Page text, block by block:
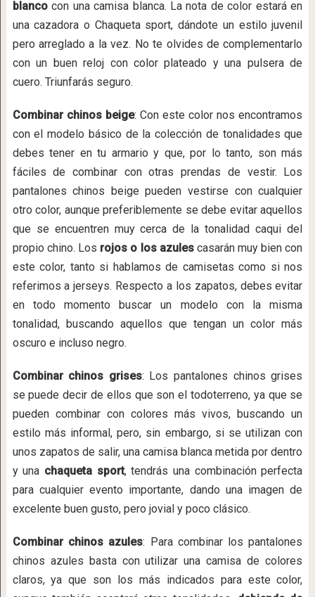
blancocon una camisa blanca. La nota de color estará en
una cazadora o Chaqueta sport, dándote un estilo juvenil
pero arreglado a la vez. No te olvides de complementarlo
con un buen reloj con color plateado y una pulsera de
cuero. Triunfarás seguro.
Combinar chinos beige: Con este color nos encontramos
con el modelo básico de la colección de tonalidades que
debes tener en tu armario y que, por lo tanto, son más
fáciles de combinar con otras prendas de vestir. Los
pantalones chinos beige pueden vestirse con cualquier
otro color, aunque preferiblemente se debe evitar aquellos
que se encuentren muy cerca de la tonalidad caqui del
propio chino. Los rojos o los azulescasarán muy bien con
este color, tanto si hablamos de camisetas como si nos
referimos a jerseys. Respecto a los zapatos, debes evitar
en todo momento buscar un modelo con la misma
tonalidad, buscando aquellos que tengan un color más
oscuro e incluso negro.
Combinar chinos grises: Los pantalones chinos grises
se puede decir de ellos que son el todoterreno, ya que se
pueden combinar con colores más vivos, buscando un
estilo más informal, pero, sin embargo, si se utilizan con
unos zapatos de salir, una camisa blanca metida por dentro
y una chaqueta sport, tendrás una combinación perfecta
para cualquier evento importante, dando una imagen de
excelente buen gusto, pero jovial y poco clásico.
Combinar chinos azules: Para combinar los pantalones
chinos azules basta con utilizar una camisa de colores
claros, ya que son los más indicados para este color,